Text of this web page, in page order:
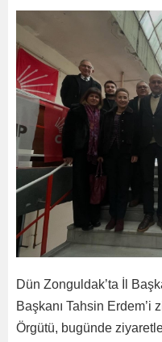
Dün Zonguldak’ta İl
Başkanı Tahsin
Örgütü, bugünde